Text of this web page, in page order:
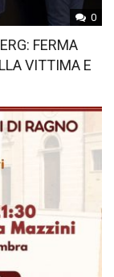
0
FERMA
VITTIMA E